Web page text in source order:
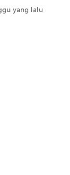
yang lalu